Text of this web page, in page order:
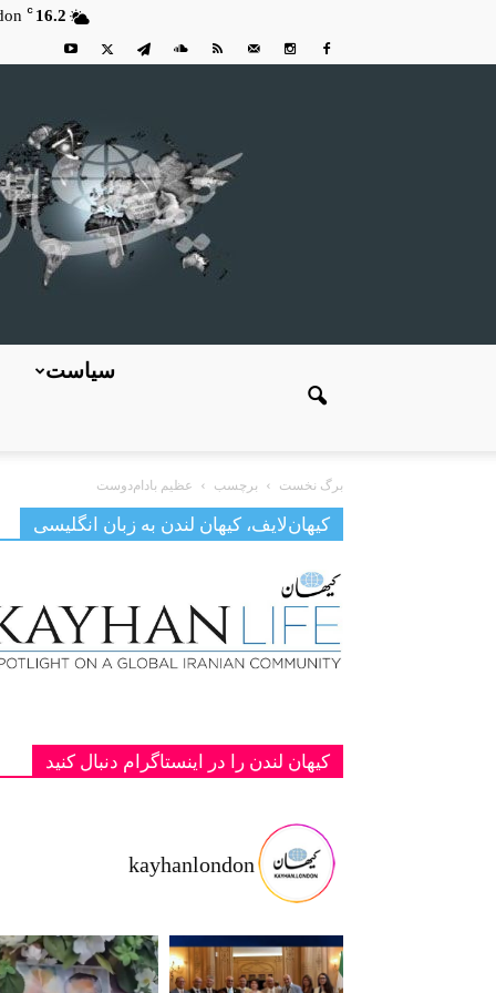
16.2
C
سیاست
برگ نخست برچسب عظیم بادام‌دوست
کیهان‌لایف، کیهان لندن به زبان انگلیسی
کیهان لندن را در اینستاگرام دنبال کنید
kayhanlondon
‏‏‏ ‏‏ ‏ دانمارک؛ یادبود دو پادشاه فقید پهلوی ج